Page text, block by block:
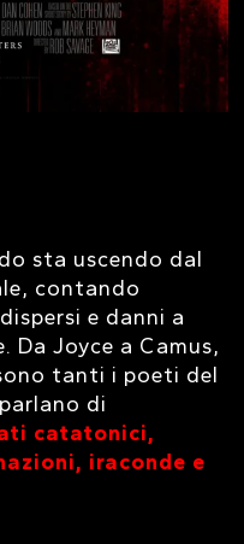
sta uscendo dal
contando
e danni a
Da Joyce a Camus,
tanti i poeti del
di
catatonici,
iraconde e